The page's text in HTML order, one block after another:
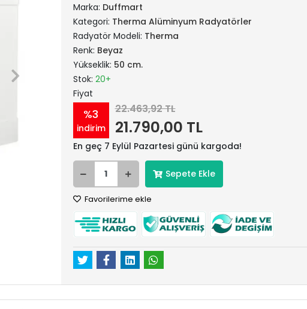
Marka: Duffmart
Kategori: Therma Alüminyum Radyatörler
Radyatör Modeli: Therma
Renk: Beyaz
Yükseklik: 50 cm.
Stok: 20+
Fiyat
%3
indirim
22.463,92 TL
21.790,00 TL
En geç 7 Eylül Pazartesi günü kargoda!
Sepete Ekle
Favorilerime ekle